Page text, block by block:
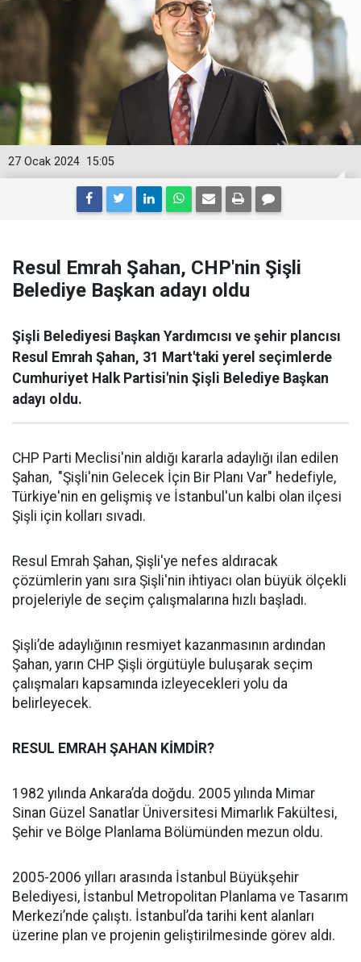
15:05
27 Ocak 2024
Resul Emrah Şahan, CHP'nin Şişli
Belediye Başkan adayı oldu
Şişli Belediyesi Başkan Yardımcısı ve şehir plancısı
Resul Emrah Şahan, 31 Mart'taki yerel seçimlerde
Cumhuriyet Halk Partisi'nin Şişli Belediye Başkan
adayı oldu.
CHP Parti Meclisi'nin aldığı kararla adaylığı ilan edilen
Şahan, "Şişli'nin Gelecek İçin Bir Planı Var" hedefiyle,
Türkiye'nin en gelişmiş ve İstanbul'un kalbi olan ilçesi
Şişli için kolları sıvadı.
Resul Emrah Şahan, Şişli'ye nefes aldıracak
çözümlerin yanı sıra Şişli'nin ihtiyacı olan büyük ölçekli
projeleriyle de seçim çalışmalarına hızlı başladı.
Şişli’de adaylığının resmiyet kazanmasının ardından
Şahan, yarın CHP Şişli örgütüyle buluşarak seçim
çalışmaları kapsamında izleyecekleri yolu da
belirleyecek.
RESUL EMRAH ŞAHAN KİMDİR?
1982 yılında Ankara’da doğdu. 2005 yılında Mimar
Sinan Güzel Sanatlar Üniversitesi Mimarlık Fakültesi,
Şehir ve Bölge Planlama Bölümünden mezun oldu.
2005-2006 yılları arasında İstanbul Büyükşehir
Belediyesi, İstanbul Metropolitan Planlama ve Tasarım
Merkezi’nde çalıştı. İstanbul’da tarihi kent alanları
üzerine plan ve projenin geliştirilmesinde görev aldı.